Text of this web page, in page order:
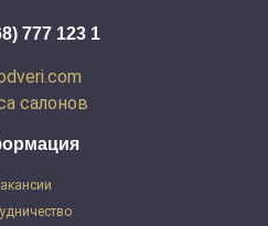
777 123 1
салонов